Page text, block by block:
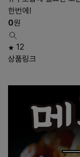
한번에!
0원
12
상품링크